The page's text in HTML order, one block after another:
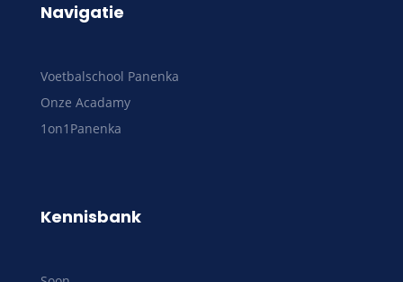
Navigatie
Voetbalschool Panenka
Onze Acadamy
1on1Panenka
Kennisbank